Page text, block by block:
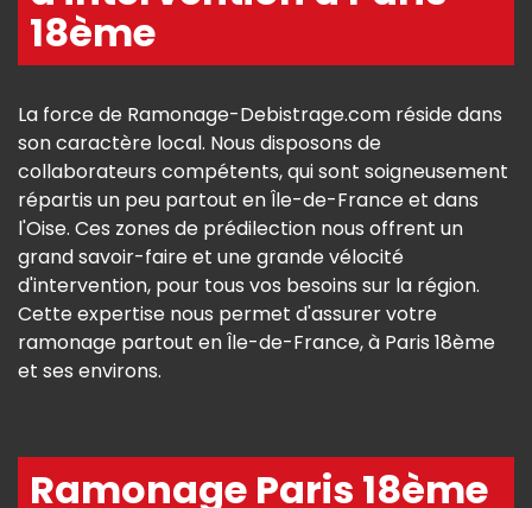
18ème
La force de Ramonage-Debistrage.com réside dans
son caractère local. Nous disposons de
collaborateurs compétents, qui sont soigneusement
répartis un peu partout en Île-de-France et dans
l'Oise. Ces zones de prédilection nous offrent un
grand savoir-faire et une grande vélocité
d'intervention, pour tous vos besoins sur la région.
Cette expertise nous permet d'assurer votre
ramonage partout en Île-de-France, à Paris 18ème
et ses environs.
Ramonage Paris 18ème